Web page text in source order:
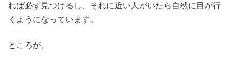
れば必ず見つけるし、それに近い人がいたら自然に目が行
くようになっています。
ところが、